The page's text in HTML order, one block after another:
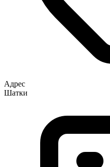
Адрес
Шатки